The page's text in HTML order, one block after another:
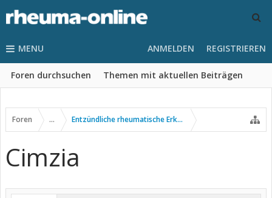
MENU
Foren durchsuchen Themen mit aktuellen Beiträgen
ANMELDEN REGISTRIEREN
Foren ... Entzündliche rheumatische Erkrankungen
Cimzia